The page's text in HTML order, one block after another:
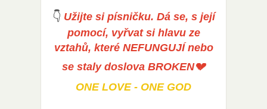
👇 Užijte si písničku. Dá se, s její
pomocí, vyřvat si hlavu ze
vztahů, které NEFUNGUJÍ nebo
se staly doslova BROKEN💔
ONE LOVE - ONE GOD